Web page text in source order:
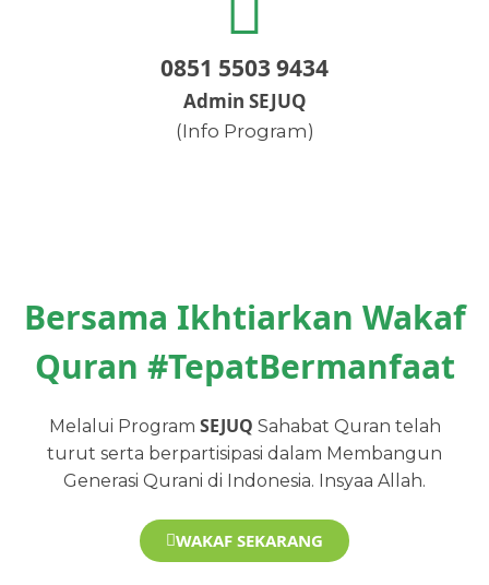
0851 5503 9434
Admin SEJUQ
(Info Program)
Bersama Ikhtiarkan Wakaf
Quran #TepatBermanfaat
Melalui Program SEJUQ Sahabat Quran telah
turut serta berpartisipasi dalam Membangun
Generasi Qurani di Indonesia. Insyaa Allah.
WAKAF SEKARANG